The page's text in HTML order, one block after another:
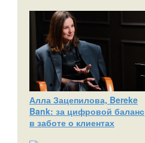
Алла Зацепилова, Bereke
Bank: за цифровой баланс
в заботе о клиентах